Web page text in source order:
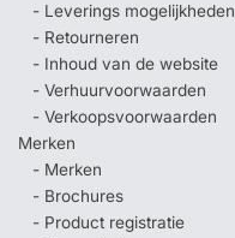
- Leverings mogelijkheden
- Retourneren
- Inhoud van de website
- Verhuurvoorwaarden
- Verkoopsvoorwaarden
Merken
- Merken
- Brochures
- Product registratie